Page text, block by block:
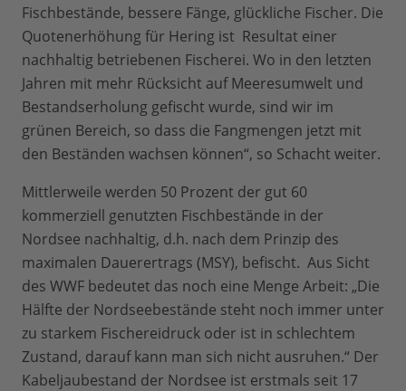
Fischbestände, bessere Fänge, glückliche Fischer. Die
Quotenerhöhung für Hering ist Resultat einer
nachhaltig betriebenen Fischerei. Wo in den letzten
Jahren mit mehr Rücksicht auf Meeresumwelt und
Bestandserholung gefischt wurde, sind wir im
grünen Bereich, so dass die Fangmengen jetzt mit
den Beständen wachsen können“, so Schacht weiter.
Mittlerweile werden 50 Prozent der gut 60
kommerziell genutzten Fischbestände in der
Nordsee nachhaltig, d.h. nach dem Prinzip des
maximalen Dauerertrags (MSY), befischt. Aus Sicht
des WWF bedeutet das noch eine Menge Arbeit: „Die
Hälfte der Nordseebestände steht noch immer unter
zu starkem Fischereidruck oder ist in schlechtem
Zustand, darauf kann man sich nicht ausruhen.“ Der
Kabeljaubestand der Nordsee ist erstmals seit 17